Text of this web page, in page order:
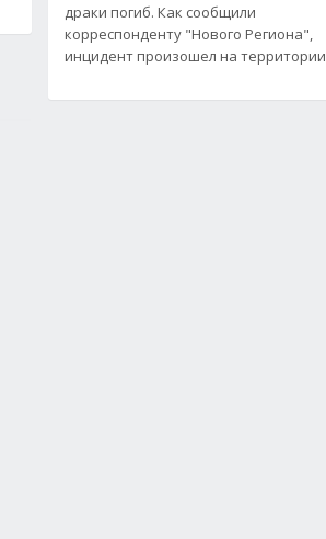
драки погиб. Как сообщили
корреспонденту "Нового Региона",
инцидент произошел на территории